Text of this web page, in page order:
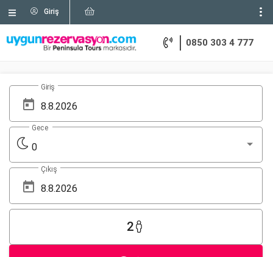
Giriş
0850 303 4 777
Giriş
0
Gece
Çıkış
2